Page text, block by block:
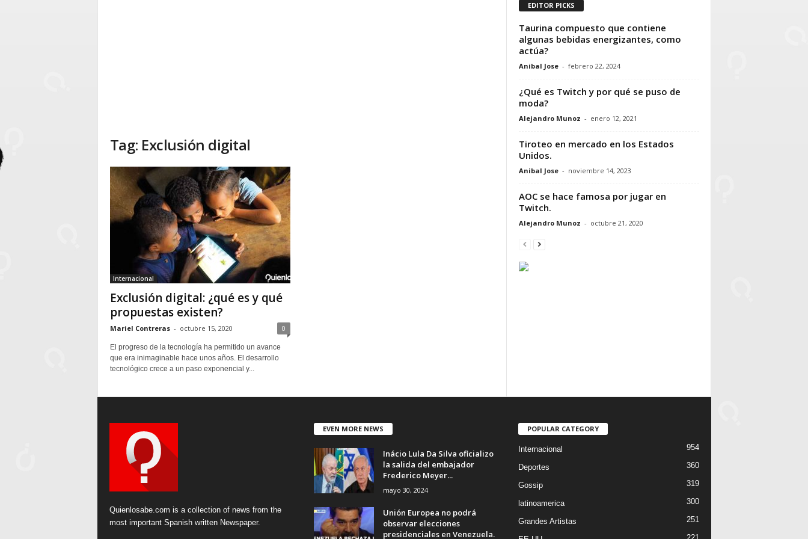
Tag: Exclusión digital
Internacional
Exclusión digital: ¿qué es y qué
propuestas existen?
Mariel Contreras - octubre 15, 2020 0
El progreso de la tecnología ha permitido un avance
que era inimaginable hace unos años. El desarrollo
tecnológico crece a un paso exponencial y...
EDITOR PICKS
Taurina compuesto que contiene
algunas bebidas energizantes, como
actúa?
Anibal Jose - febrero 22, 2024
¿Qué es Twitch y por qué se puso de
moda?
Alejandro Munoz - enero 12, 2021
Tiroteo en mercado en los Estados
Unidos.
Anibal Jose - noviembre 14, 2023
AOC se hace famosa por jugar en
Twitch.
Alejandro Munoz - octubre 21, 2020
Quienlosabe.com is a collection of news from the
most important Spanish written Newspaper.
EVEN MORE NEWS
Inácio Lula Da Silva oficializo
la salida del embajador
Frederico Meyer...
mayo 30, 2024
Unión Europea no podrá
observar elecciones
presidenciales en Venezuela.
POPULAR CATEGORY
Internacional 954
Deportes 360
Gossip 319
latinoamerica 300
Grandes Artistas 251